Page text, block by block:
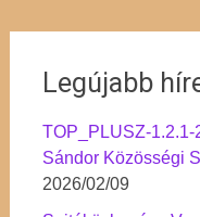
Legújabb
TOP_PLUSZ-
Sándor Közösségi
2026/02/09